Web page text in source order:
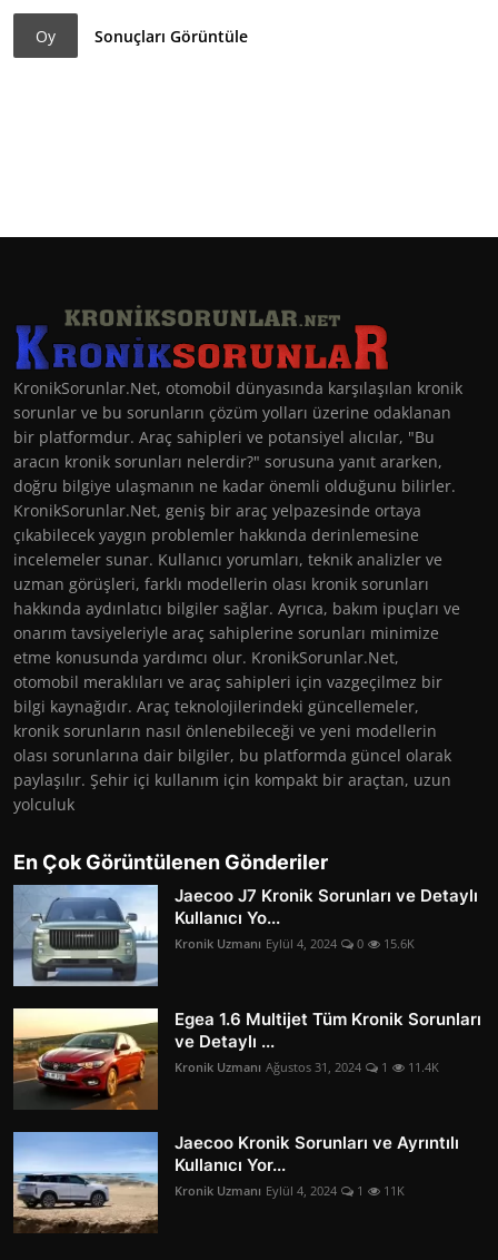
Oy Sonuçları Görüntüle
KronikSorunlar.Net, otomobil dünyasında karşılaşılan kronik
sorunlar ve bu sorunların çözüm yolları üzerine odaklanan
bir platformdur. Araç sahipleri ve potansiyel alıcılar, "Bu
aracın kronik sorunları nelerdir?" sorusuna yanıt ararken,
doğru bilgiye ulaşmanın ne kadar önemli olduğunu bilirler.
KronikSorunlar.Net, geniş bir araç yelpazesinde ortaya
çıkabilecek yaygın problemler hakkında derinlemesine
incelemeler sunar. Kullanıcı yorumları, teknik analizler ve
uzman görüşleri, farklı modellerin olası kronik sorunları
hakkında aydınlatıcı bilgiler sağlar. Ayrıca, bakım ipuçları ve
onarım tavsiyeleriyle araç sahiplerine sorunları minimize
etme konusunda yardımcı olur. KronikSorunlar.Net,
otomobil meraklıları ve araç sahipleri için vazgeçilmez bir
bilgi kaynağıdır. Araç teknolojilerindeki güncellemeler,
kronik sorunların nasıl önlenebileceği ve yeni modellerin
olası sorunlarına dair bilgiler, bu platformda güncel olarak
paylaşılır. Şehir içi kullanım için kompakt bir araçtan, uzun
yolculuk
En Çok Görüntülenen Gönderiler
Jaecoo J7 Kronik Sorunları ve Detaylı
Kullanıcı Yo...
Kronik Uzmanı Eylül 4, 2024 0 15.6K
Egea 1.6 Multijet Tüm Kronik Sorunları
ve Detaylı ...
Kronik Uzmanı Ağustos 31, 2024 1 11.4K
Jaecoo Kronik Sorunları ve Ayrıntılı
Kullanıcı Yor...
Kronik Uzmanı Eylül 4, 2024 1 11K